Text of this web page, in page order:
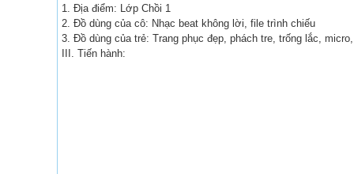
1. Địa điểm: Lớp Chồi 1
2. Đồ dùng của cô: Nhạc beat không lời, file trình chiếu
3. Đồ dùng của trẻ: Trang phục đẹp, phách tre, trống lắc,
III. Tiến hành: